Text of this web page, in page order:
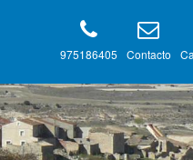
Contacto
975186405